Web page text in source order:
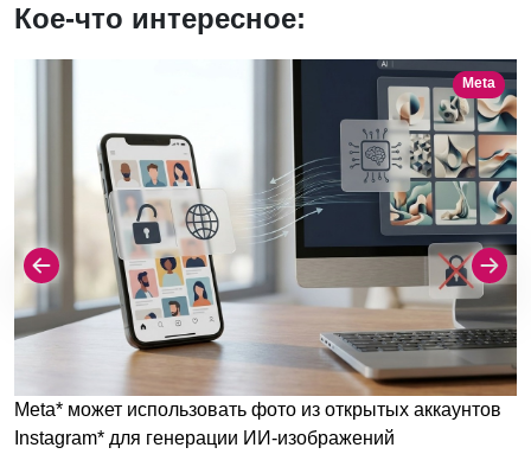
Кое-что интересное:
Meta
Meta* может использовать фото из открытых аккаунтов
Instagram* для генерации ИИ-изображений